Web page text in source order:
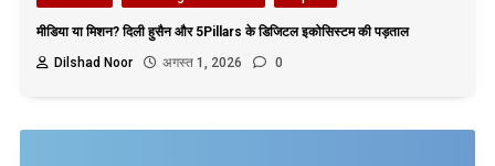
मीडिया या मिशन? दिली हुसैन और 5Pillars के डिजिटल इकोसिस्टम की पड़ताल
Dilshad Noor
अगस्त 1, 2026 0